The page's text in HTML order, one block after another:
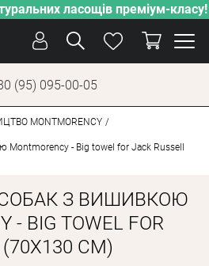
ласощів преміум-класу!
(95) 095-00-05
СПЕКИ
ВИРОБНИЦТВО
MONTMORENCY
- Big towel for Jack Russell
З ВИШИВКОЮ
- BIG TOWEL FOR
(70Х130 СМ)